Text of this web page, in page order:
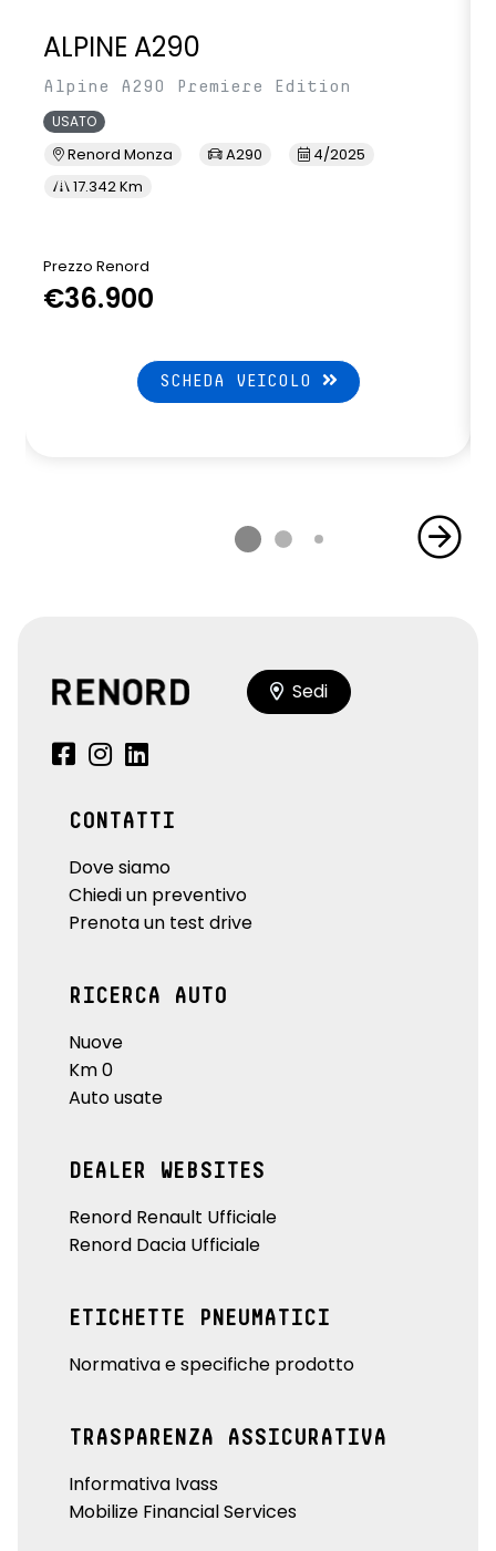
ALPINE A290
Alpine A290 Premiere Edition
USATO
Renord Monza A290
4/2025
17.342 Km
Prezzo Renord
€36.900
SCHEDA VEICOLO
Sedi
CONTATTI
Dove siamo
Chiedi un preventivo
Prenota un test drive
RICERCA AUTO
Nuove
Km 0
Auto usate
DEALER WEBSITES
Renord Renault Ufficiale
Renord Dacia Ufficiale
ETICHETTE PNEUMATICI
Normativa e specifiche prodotto
TRASPARENZA ASSICURATIVA
Informativa Ivass
Mobilize Financial Services